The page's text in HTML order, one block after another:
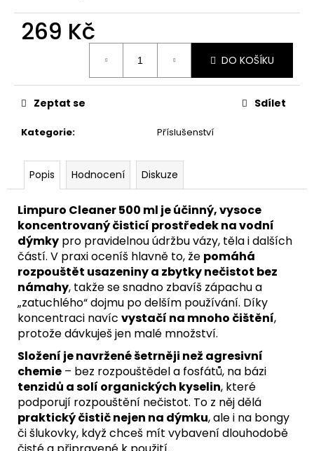
269 Kč
DO KOŠÍKU
Kategorie: Příslušenství
Zeptat se Sdílet
Popis Hodnocení Diskuze
Limpuro Cleaner 500 ml je účinný, vysoce
koncentrovaný čisticí prostředek na vodní
dýmky pro pravidelnou údržbu vázy, těla i dalších
částí. V praxi oceníš hlavně to, že pomáhá
rozpouštět usazeniny a zbytky nečistot bez
námahy, takže se snadno zbavíš zápachu a
„zatuchlého“ dojmu po delším používání. Díky
koncentraci navíc vystačí na mnoho čištění,
protože dávkuješ jen malé množství.
Složení je navržené šetrněji než agresivní
chemie – bez rozpouštědel a fosfátů, na bázi
tenzidů a solí organických kyselin, které
podporují rozpouštění nečistot. To z něj dělá
praktický čistič nejen na dýmku, ale i na bongy
či šlukovky, když chceš mít vybavení dlouhodobě